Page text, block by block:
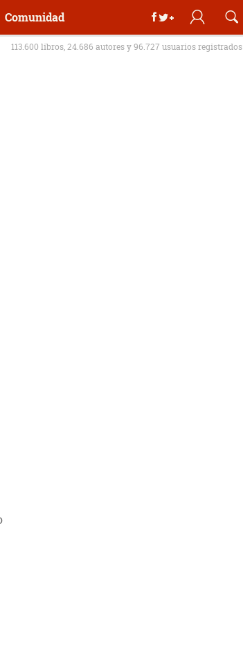
Comunidad
113.600 libros, 24.686 autores y 96.727 usuarios registrados